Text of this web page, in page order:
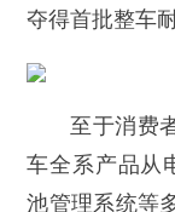
夺得首批整车
至于消费
车全系产品从
池管理系统等